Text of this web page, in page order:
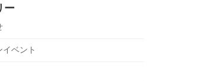
ー
イベント